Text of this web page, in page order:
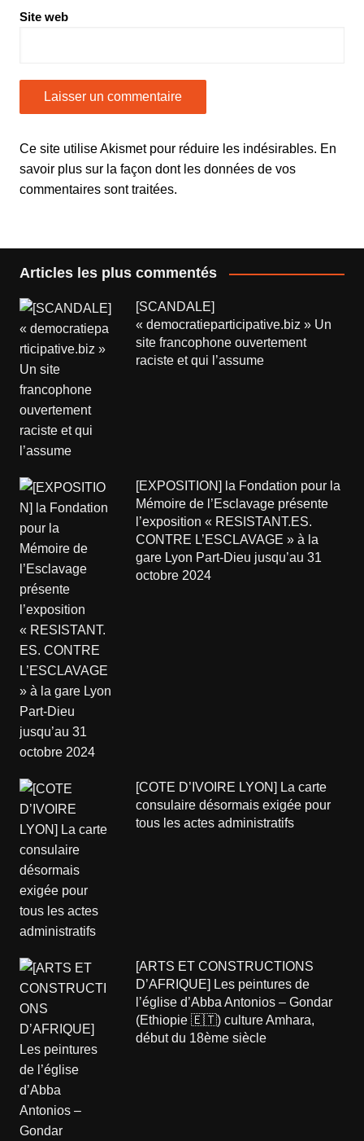
Site web
Ce site utilise Akismet pour réduire les indésirables. En
savoir plus sur la façon dont les données de vos
commentaires sont traitées.
Articles les plus commentés
[SCANDALE]
« democratieparticipative.biz » Un
site francophone ouvertement
raciste et qui l’assume
[EXPOSITION] la Fondation pour la
Mémoire de l’Esclavage présente
l’exposition « RESISTANT.ES.
CONTRE L’ESCLAVAGE » à la
gare Lyon Part-Dieu jusqu’au 31
octobre 2024
[COTE D’IVOIRE LYON] La carte
consulaire désormais exigée pour
tous les actes administratifs
[ARTS ET CONSTRUCTIONS
D’AFRIQUE] Les peintures de
l’église d’Abba Antonios – Gondar
(Ethiopie 🇪🇹) culture Amhara,
début du 18ème siècle